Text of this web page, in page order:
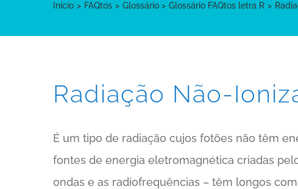
Início FAQtos Glossário Glossário FAQtos letra R
Radiação Não-
É um tipo de radiação cujos fotões não têm
fontes de energia eletromagnética criadas
ondas e as radiofrequências – têm longos